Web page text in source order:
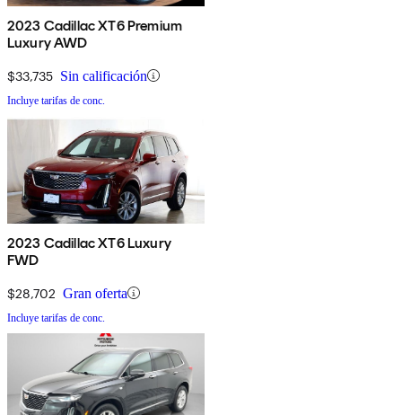
2023 Cadillac XT6 Premium
Luxury AWD
$33,735 Sin calificación
Incluye tarifas de conc.
2023 Cadillac XT6 Luxury
FWD
$28,702 Gran oferta
Incluye tarifas de conc.